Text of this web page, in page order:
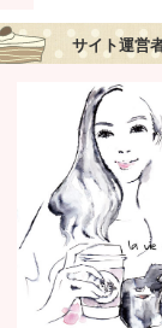
サイト運営